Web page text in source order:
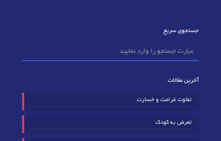
جستجوی سریع
آخرین مقالات
تفاوت غرامت و خسارت
تعرض به کودک